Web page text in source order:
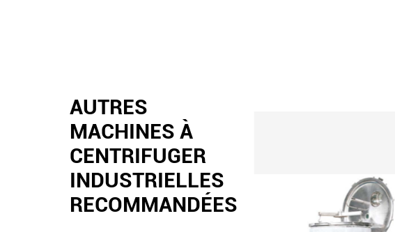
AUTRES
MACHINES À
CENTRIFUGER
INDUSTRIELLES
RECOMMANDÉES